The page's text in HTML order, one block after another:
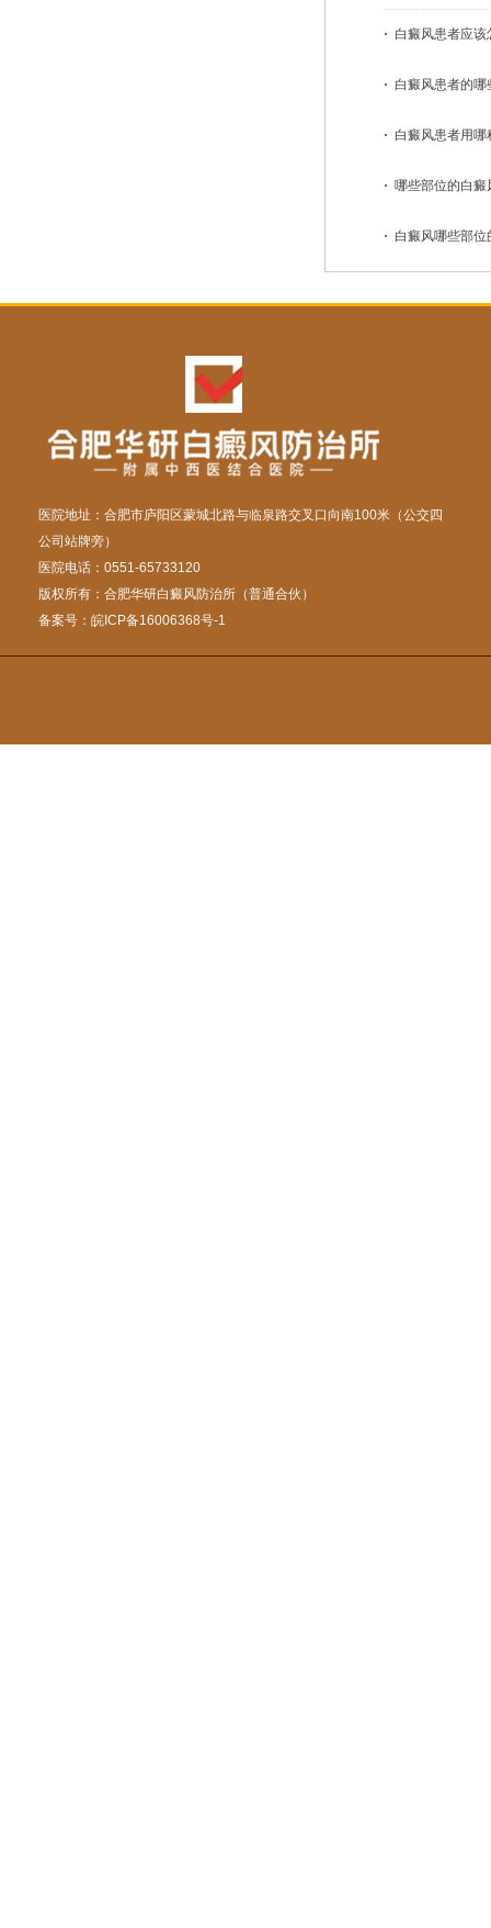
白癜风患者应该
白癜风患者的哪
白癜风患者用哪
哪些部位的白癜
白癜风哪些部位
医院地址：合肥市庐阳区蒙城北路与临泉路交叉口向南100米（公交四
公司站牌旁）
医院电话：0551-65733120
版权所有：合肥华研白癜风防治所（普通合伙）
备案号： 皖ICP备16006368号-1